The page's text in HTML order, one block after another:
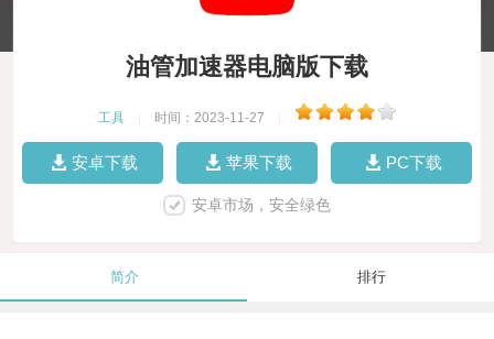
油管加速器电脑版下载
工具 时间：2023-11-27
安卓下载 苹果下载 PC下载
安卓市场，安全绿色
简介 排行